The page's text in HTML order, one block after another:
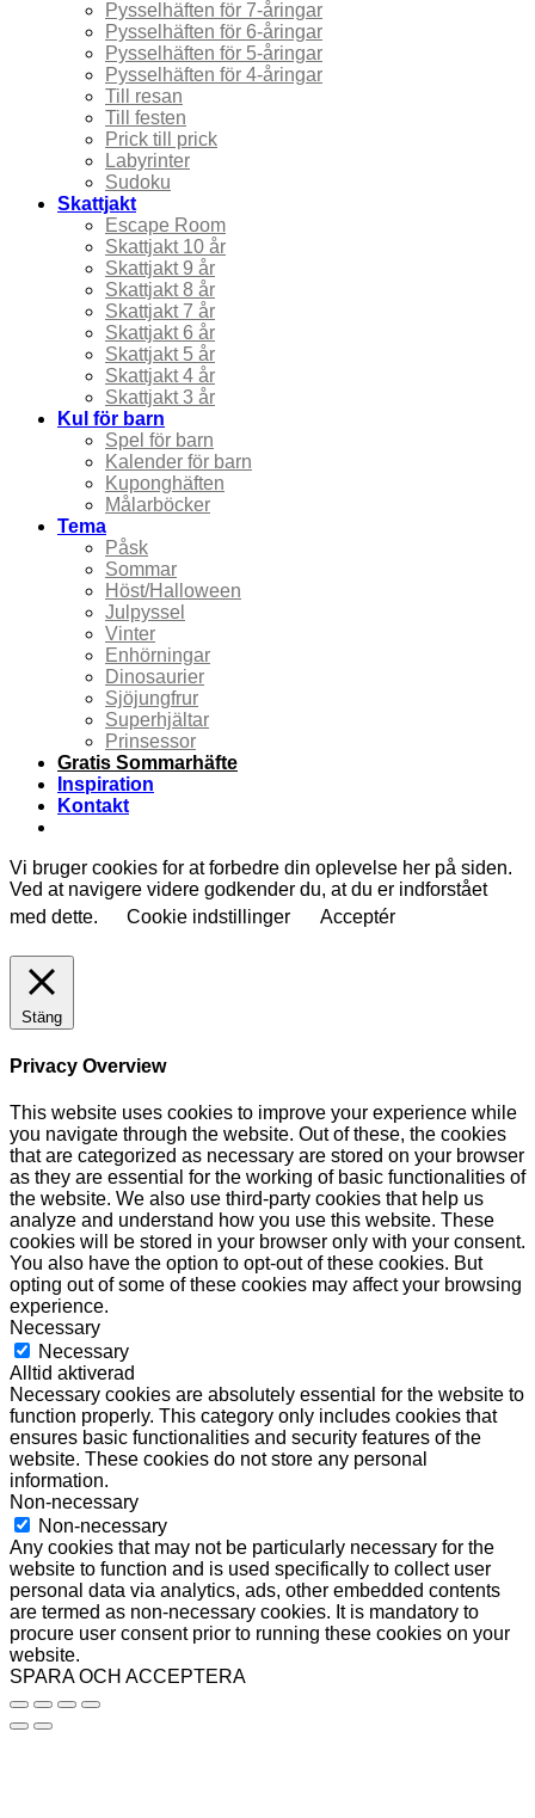
Pysselhäften för 7-åringar
Pysselhäften för 6-åringar
Pysselhäften för 5-åringar
Pysselhäften för 4-åringar
Till resan
Till festen
Prick till prick
Labyrinter
Sudoku
Skattjakt
Escape Room
Skattjakt 10 år
Skattjakt 9 år
Skattjakt 8 år
Skattjakt 7 år
Skattjakt 6 år
Skattjakt 5 år
Skattjakt 4 år
Skattjakt 3 år
Kul för barn
Spel för barn
Kalender för barn
Kuponghäften
Målarböcker
Tema
Påsk
Sommar
Höst/Halloween
Julpyssel
Vinter
Enhörningar
Dinosaurier
Sjöjungfrur
Superhjältar
Prinsessor
Gratis Sommarhäfte
Inspiration
Kontakt
Vi bruger cookies for at forbedre din oplevelse her på siden.
Ved at navigere videre godkender du, at du er indforstået
med dette.
Cookie indstillinger Acceptér
Stäng
Privacy Overview
This website uses cookies to improve your experience while
you navigate through the website. Out of these, the cookies
that are categorized as necessary are stored on your browser
as they are essential for the working of basic functionalities of
the website. We also use third-party cookies that help us
analyze and understand how you use this website. These
cookies will be stored in your browser only with your consent.
You also have the option to opt-out of these cookies. But
opting out of some of these cookies may affect your browsing
experience.
Necessary
Necessary
Alltid aktiverad
Necessary cookies are absolutely essential for the website to
function properly. This category only includes cookies that
ensures basic functionalities and security features of the
website. These cookies do not store any personal
information.
Non-necessary
Non-necessary
Any cookies that may not be particularly necessary for the
website to function and is used specifically to collect user
personal data via analytics, ads, other embedded contents
are termed as non-necessary cookies. It is mandatory to
procure user consent prior to running these cookies on your
website.
SPARA OCH ACCEPTERA